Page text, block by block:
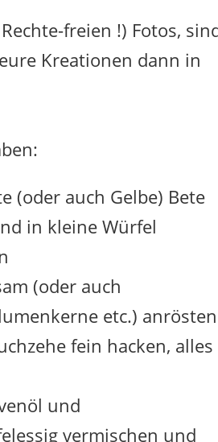
freien !) Fotos,
Kreationen dann in
(oder auch Gelbe) Bete
in kleine Würfel
(oder auch
etc.) anrösten
fein hacken, alles
und
vermischen und